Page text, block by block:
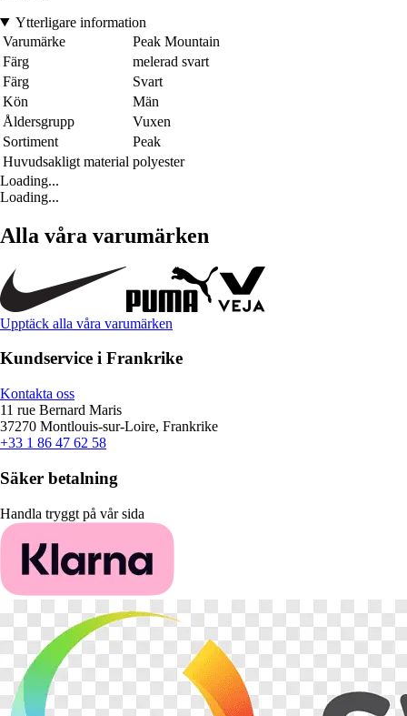
Ytterligare information
Varumärke
Peak Mountain
Färg
melerad svart
Färg
Svart
Kön
Män
Åldersgrupp
Vuxen
Sortiment
Peak
Huvudsakligt material polyester
Loading...
Loading...
Alla våra varumärken
Upptäck alla våra varumärken
Kundservice i Frankrike
Kontakta oss
11 rue Bernard Maris
37270 Montlouis-sur-Loire, Frankrike
+33 1 86 47 62 58
Säker betalning
Handla tryggt på vår sida